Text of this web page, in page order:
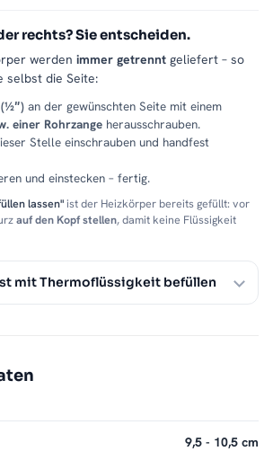
rechts? Sie entscheiden.
werden immer getrennt geliefert – so
selbst die Seite:
an der gewünschten Seite mit einem
einer Rohrzange herausschrauben.
Stelle einschrauben und handfest
und einstecken – fertig.
lassen"ist der Heizkörper bereits gefüllt: vor
auf den Kopf stellen, damit keine Flüssigkeit
mit Thermoflüssigkeit befüllen
9,5 - 10,5 cm